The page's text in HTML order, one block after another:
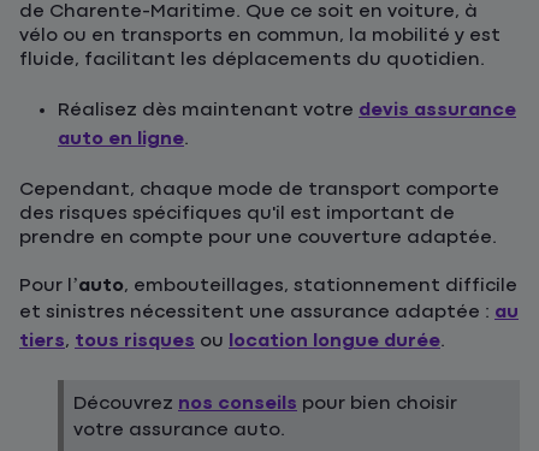
de Charente-Maritime. Que ce soit en voiture, à
vélo ou en transports en commun, la mobilité y est
fluide, facilitant les déplacements du quotidien.
Réalisez dès maintenant votre devis assurance
auto en ligne.
Cependant, chaque mode de transport comporte
des risques spécifiques qu'il est important de
prendre en compte pour une couverture adaptée.
Pour l’auto, embouteillages, stationnement difficile
et sinistres nécessitent une assurance adaptée : au
tiers, tous risques ou location longue durée.
Découvrez nos conseils pour bien choisir
votre assurance auto.